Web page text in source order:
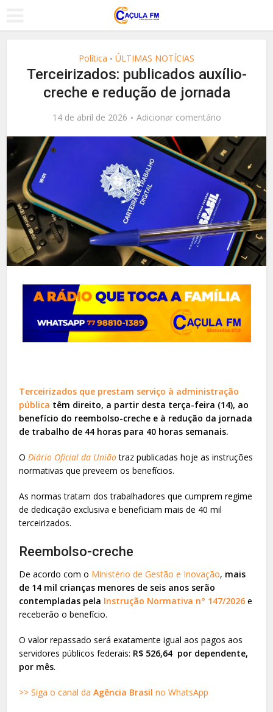
Política • ÚLTIMAS NOTÍCIAS
Terceirizados: publicados auxílio-
creche e redução de jornada
14 de abril de 2026 Adicionar comentário
Terceirizados que prestam serviço à administração
pública têm direito, a partir desta terça-feira (14), ao
benefício do reembolso-creche e à redução da jornada
de trabalho de 44 horas para 40 horas semanais.
ODiário Oficial da Uniãotraz publicadas hoje as instruções
normativas que preveem os benefícios.
As normas tratam dos trabalhadores que cumprem regime
de dedicação exclusiva e beneficiam mais de 40 mil
terceirizados.
Reembolso-creche
De acordo com o Ministério de Gestão e Inovação, mais
de 14 mil crianças menores de seis anos serão
contempladas pela Instrução Normativa n° 147/2026 e
receberão o benefício.
O valor repassado será exatamente igual aos pagos aos
servidores públicos federais: R$ 526,64 por dependente,
por mês.
>> Siga o canal daAgência Brasilno WhatsApp